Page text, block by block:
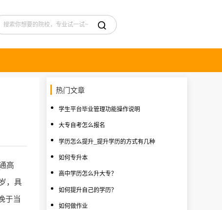

高
，具
于当
热门文章
学生平台毕业管理功能操作说明
大专自考怎么报名
学历怎么提升_提升学历的方式有几种
如何专升本
高中学历怎么升大专？
如何提升自己的学历？
如何做作业